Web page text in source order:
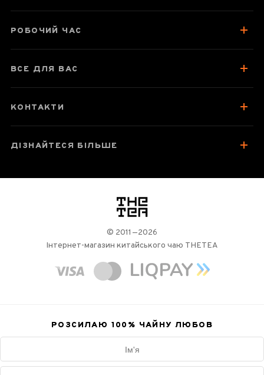
РОБОЧИЙ ЧАС
ВСЕ ДЛЯ ВАС
КОНТАКТИ
ДІЗНАЙТЕСЯ БІЛЬШЕ
логотип
© 2011—2026
Інтернет-магазин китайського чаю THETEA
РОЗСИЛАЮ 100% ЧАЙНУ ЛЮБОВ